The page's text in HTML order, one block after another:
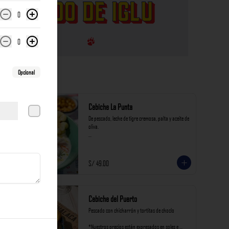
Cebiche La Punta
De pescado, leche de tigre cremosa, palta y aceite de
oliva.
S/ 49.00
Cebiche del Puerto
Pescado con chicharrón y tortitas de choclo
*Nuestros precios están expresados en soles e
0
0
Opcional